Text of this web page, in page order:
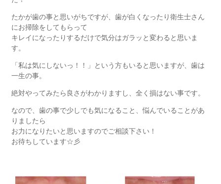
たかが歯の事と思いがちですが、歯が白くなったり衛生士さん
にお掃除をしてもらって
キレイになったりするだけで気分はガラッと変わると思いま
す。
「私は気にしないっ！！」という方もいると思いますが、歯は
一生の事。
絶対やってみたら良さがわかりますし、全く損はない事です。
なので、歯の事で少しでも気になること、悩んでいることがあ
りましたら
お力になりたいと思いますのでご相談下さい！
お待ちしています☆彡